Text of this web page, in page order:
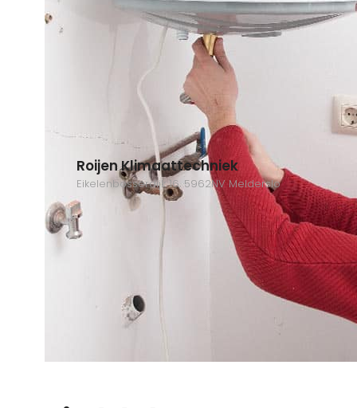
Roijen Klimaattechniek
Eikelenbosserdijk 16, 5962NV Melderslo